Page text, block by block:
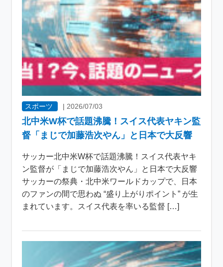
スポーツ | 2026/07/03
北中米W杯で話題沸騰！スイス代表ヤキン監
督「まじで加藤浩次やん」と日本で大反響
サッカー北中米W杯で話題沸騰！スイス代表ヤキ
ン監督が「まじで加藤浩次やん」と日本で大反響
サッカーの祭典・北中米ワールドカップで、日本
のファンの間で思わぬ “盛り上がりポイント” が生
まれています。スイス代表を率いる監督 […]